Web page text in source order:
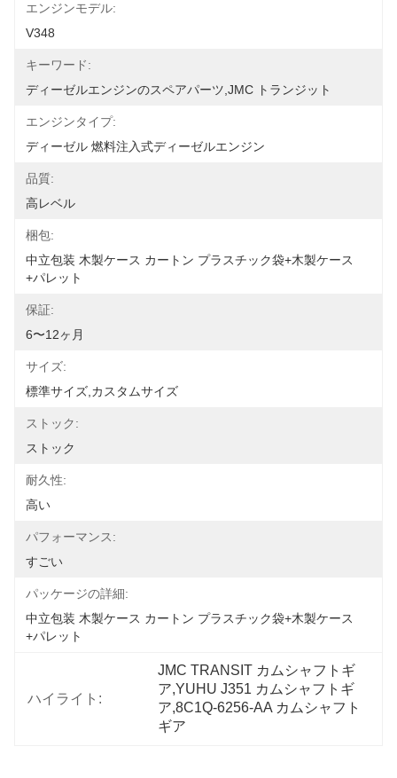
エンジンモデル:
V348
キーワード:
ディーゼルエンジンのスペアパーツ,JMC トランジット
エンジンタイプ:
ディーゼル 燃料注入式ディーゼルエンジン
品質:
高レベル
梱包:
中立包装 木製ケース カートン プラスチック袋+木製ケース
+パレット
保証:
6〜12ヶ月
サイズ:
標準サイズ,カスタムサイズ
ストック:
ストック
耐久性:
高い
パフォーマンス:
すごい
パッケージの詳細:
中立包装 木製ケース カートン プラスチック袋+木製ケース
+パレット
ハイライト:
JMC TRANSIT カムシャフトギ
ア,YUHU J351 カムシャフトギ
ア,8C1Q-6256-AA カムシャフト
ギア